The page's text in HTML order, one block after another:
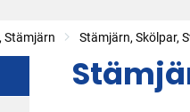
Stämjärn Stämjärn, Skölpar,